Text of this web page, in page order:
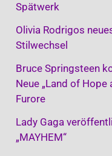
Spätwerk
Olivia Rodrigos
Stilwechsel
Bruce Springsteen
Neue „Land of
Furore
Lady Gaga
„MAYHEM“